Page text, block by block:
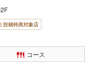
投稿特典対象店
コース